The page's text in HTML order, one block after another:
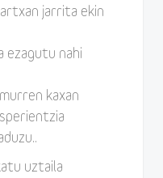
jarrita ekin
ezagutu nahi
kaxan
uztaila